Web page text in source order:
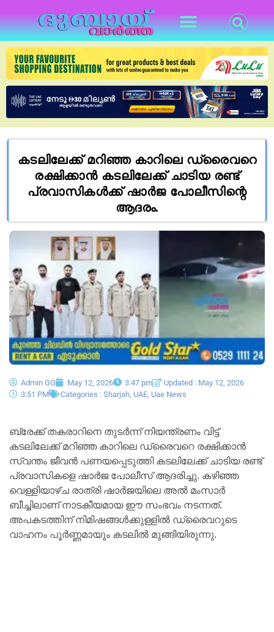
കടലിലേക്ക് മറിഞ്ഞ കാറിലെ ഡ്രൈവറെ
രക്ഷിക്കാൻ കടലിലേക്ക് ചാടിയ രണ്ട്
പ്രവാസികൾക്ക് ഷാർജ പോലീസിന്റെ
ആദരം.
Admin GG May 12, 2026 3:47 pm
Updated : May 12, 2026
3:51 PM
Categories : Sharjah UAE Uae News
ബ്രേക്ക് തകരാറിനെ തുടർന്ന് നിയന്ത്രണം വിട്ട്
കടലിലേക്ക് മറിഞ്ഞ കാറിലെ ഡ്രൈവറെ രക്ഷിക്കാൻ
സ്വന്തം ജീവൻ പണയപ്പെടുത്തി കടലിലേക്ക് ചാടിയ രണ്ട്
പ്രവാസികളെ ഷാർജ പോലീസ് ആദരിച്ചു. കഴിഞ്ഞ
വെള്ളിയാഴ്ച രാത്രി ഷാർജയിലെ അൽ മംസാർ
ബീച്ചിലാണ് നാടകീയമായ ഈ സംഭവം നടന്നത്.
അപകടത്തിന് നിമിഷങ്ങൾക്കുള്ളിൽ ഡ്രൈവറുടെ
വാഹനം പൂർണ്ണമായും കടലിൽ മുങ്ങിയിരുന്നു.